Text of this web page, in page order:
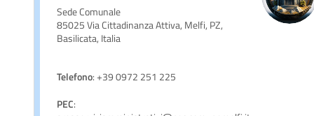
Sede Comunale
85025 Via Cittadinanza Attiva, Melfi, PZ,
Basilicata, Italia
Telefono: +39 0972 251 225
PEC: